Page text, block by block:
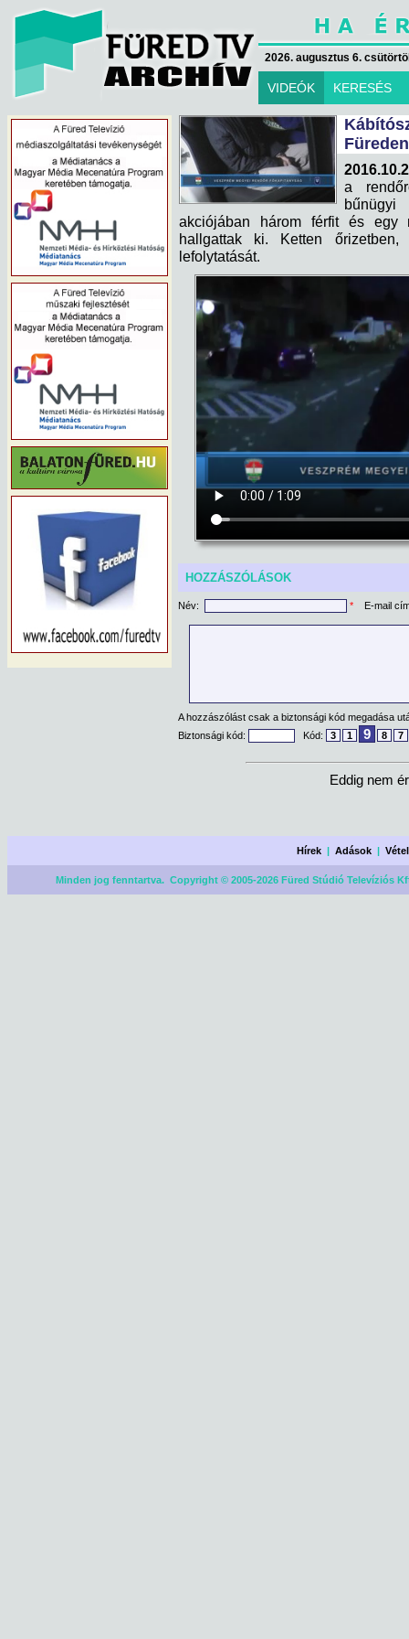
2026. augusztus 6.
VIDEÓK KERESÉS
Füreden
a
akciójában három férfit és egy
hallgattak ki. Ketten
lefolytatását.
HOZZÁSZÓLÁSOK
Név: * E-mail
A hozzászólást csak a biztonsági kód megadása
Biztonsági kód:
Kód: 3 1 9 8 7
Eddig nem
Hírek |Adások |
Minden jog fenntartva. Copyright © 2005-2026 Füred Stúdió Televíziós